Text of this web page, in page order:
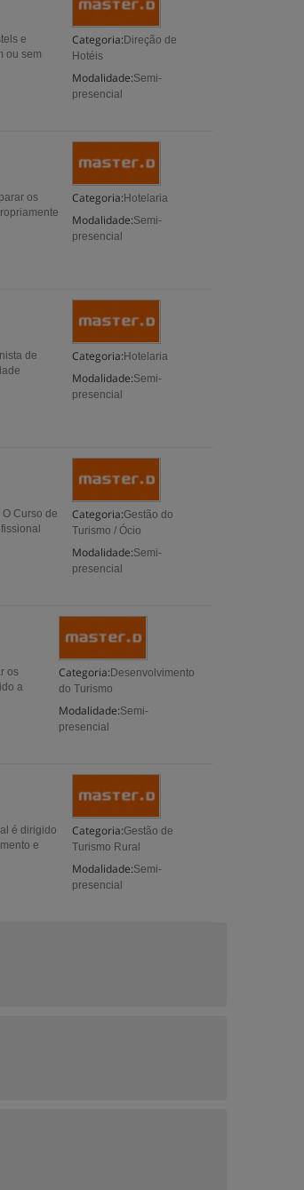
Categoria: Direção de
Hotéis
Modalidade:Semi-
presencial
e
ou sem
Categoria: Hotelaria
Modalidade:Semi-
presencial
os
Categoria: Hotelaria
Modalidade:Semi-
presencial
de
Categoria:Gestão do
Turismo / Ócio
Modalidade:Semi-
presencial
Curso de
Categoria: Desenvolvimento
do Turismo
Modalidade:Semi-
presencial
os
a
Categoria:Gestão de
Turismo Rural
Modalidade:Semi-
presencial
é dirigido
e